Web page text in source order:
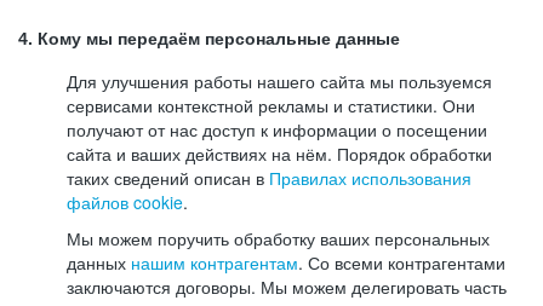
4. Кому мы передаём персональные данные
Для улучшения работы нашего сайта мы пользуемся
сервисами контекстной рекламы и статистики. Они
получают от нас доступ к информации о посещении
сайта и ваших действиях на нём. Порядок обработки
таких сведений описан в Правилах использования
файлов cookie.
Мы можем поручить обработку ваших персональных
данных нашим контрагентам. Со всеми контрагентами
заключаются договоры. Мы можем делегировать часть